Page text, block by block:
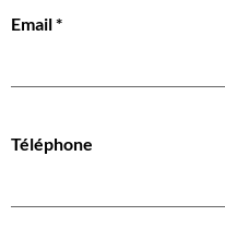
Email*
Téléphone